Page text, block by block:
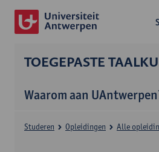
TOEGEPASTE
Waarom aan
Studeren Opleidingen Alle